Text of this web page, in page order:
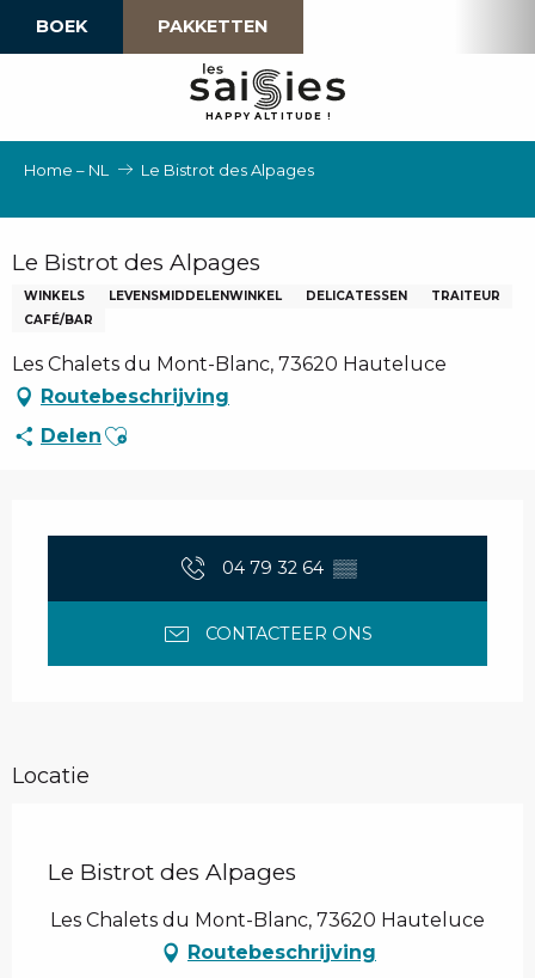
BOEK PAKKETTEN
HAPPY ALTI TU D E !
Home – NL Le Bistrot des Alpages
Le Bistrot des Alpages
WINKELS LEVENSMIDDELENWINKEL DELICATESSEN
TRAITEUR
CAFÉ/BAR
Les Chalets du Mont-Blanc, 73620 Hauteluce
Routebeschrijving
Delen Ajouter aux favoris
04 79 32 64 ▒▒
CONTACTEER ONS
Locatie
Le Bistrot des Alpages
Les Chalets du Mont-Blanc, 73620 Hauteluce
Routebeschrijving